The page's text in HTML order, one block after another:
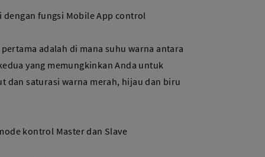
dengan fungsi Mobile App control
adalah di mana suhu warna antara
yang memungkinkan Anda untuk
dan saturasi warna merah, hijau dan biru
kontrol Master dan Slave